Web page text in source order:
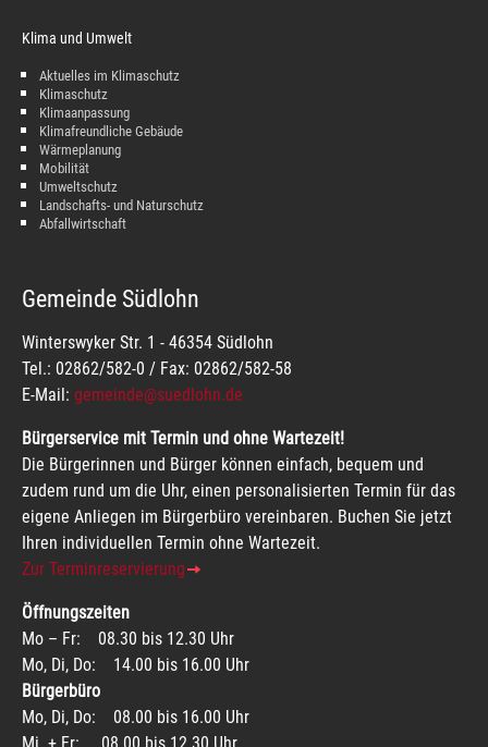
Klima und Umwelt
Aktuelles im Klimaschutz
Klimaschutz
Klimaanpassung
Klimafreundliche Gebäude
Wärmeplanung
Mobilität
Umweltschutz
Landschafts- und Naturschutz
Abfallwirtschaft
Gemeinde Südlohn
Winterswyker Str. 1 - 46354 Südlohn
Tel.: 02862/582-0 / Fax: 02862/582-58
E-Mail: gemeinde@suedlohn.de
Bürgerservice mit Termin und ohne Wartezeit!
Die Bürgerinnen und Bürger können einfach, bequem und
zudem rund um die Uhr, einen personalisierten Termin für das
eigene Anliegen im Bürgerbüro vereinbaren. Buchen Sie jetzt
Ihren individuellen Termin ohne Wartezeit.
Zur Terminreservierung
Öffnungszeiten
Mo – Fr: 08.30 bis 12.30 Uhr
Mo, Di, Do: 14.00 bis 16.00 Uhr
Bürgerbüro
Mo, Di, Do: 08.00 bis 16.00 Uhr
Mi. + Fr: 08.00 bis 12.30 Uhr